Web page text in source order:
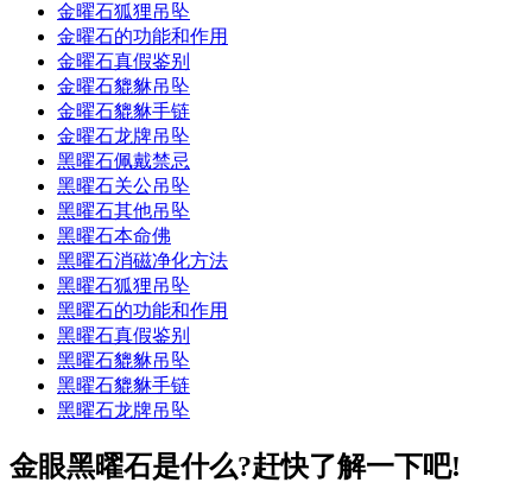
金曜石狐狸吊坠
金曜石的功能和作用
金曜石真假鉴别
金曜石貔貅吊坠
金曜石貔貅手链
金曜石龙牌吊坠
黑曜石佩戴禁忌
黑曜石关公吊坠
黑曜石其他吊坠
黑曜石本命佛
黑曜石消磁净化方法
黑曜石狐狸吊坠
黑曜石的功能和作用
黑曜石真假鉴别
黑曜石貔貅吊坠
黑曜石貔貅手链
黑曜石龙牌吊坠
金眼黑曜石是什么?赶快了解一下吧!